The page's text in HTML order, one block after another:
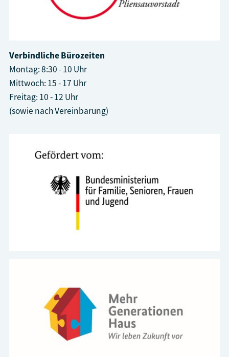
Verbindliche Bürozeiten
Montag: 8:30 - 10 Uhr
Mittwoch: 15 - 17 Uhr
Freitag: 10 - 12 Uhr
(sowie nach Vereinbarung)